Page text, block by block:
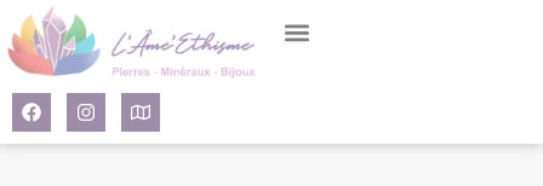
Panneau de gestion des cookies